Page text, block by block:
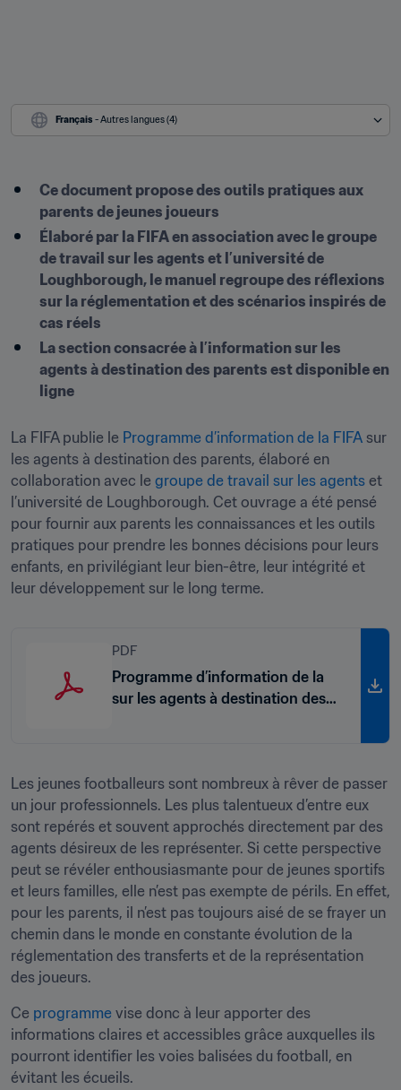
Français - Autres langues (4)
Ce document propose des outils pratiques aux
parents de jeunes joueurs
Élaboré par la FIFA en association avec le groupe
de travail sur les agents et l’université de
Loughborough, le manuel regroupe des réflexions
sur la réglementation et des scénarios inspirés de
cas réels
La section consacrée à l’information sur les
agents à destination des parents est disponible en
ligne
La FIFA publie le Programme d’information de la FIFA sur
les agents à destination des parents, élaboré en
collaboration avec le groupe de travail sur les agents et
l’université de Loughborough. Cet ouvrage a été pensé
pour fournir aux parents les connaissances et les outils
pratiques pour prendre les bonnes décisions pour leurs
enfants, en privilégiant leur bien-être, leur intégrité et
leur développement sur le long terme.
PDF
Programme d’information de la
sur les agents à destination des
Les jeunes footballeurs sont nombreux à rêver de passer
un jour professionnels. Les plus talentueux d’entre eux
sont repérés et souvent approchés directement par des
agents désireux de les représenter. Si cette perspective
peut se révéler enthousiasmante pour de jeunes sportifs
et leurs familles, elle n’est pas exempte de périls. En effet,
pour les parents, il n’est pas toujours aisé de se frayer un
chemin dans le monde en constante évolution de la
réglementation des transferts et de la représentation
des joueurs.
Ce programme vise donc à leur apporter des
informations claires et accessibles grâce auxquelles ils
pourront identifier les voies balisées du football, en
évitant les écueils.